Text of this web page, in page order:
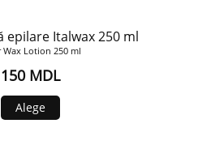
epilare Italwax 250 ml
Wax Lotion 250 ml
150 MDL
Alege